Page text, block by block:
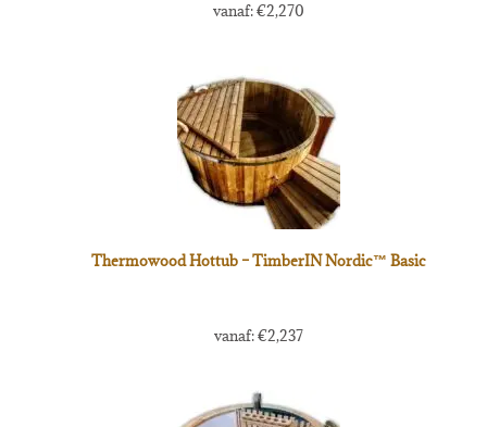
vanaf:€2,270
Thermowood Hottub – TimberIN Nordic™ Basic
vanaf:€2,237